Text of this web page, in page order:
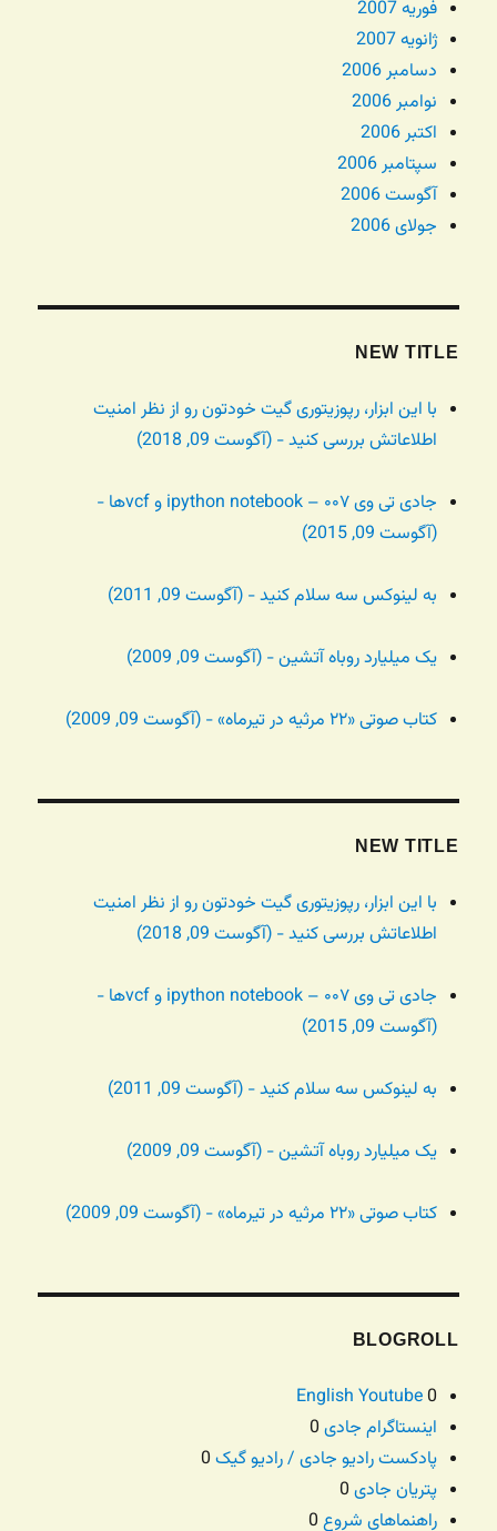
فوریه 2007
ژانویه 2007
دسامبر 2006
نوامبر 2006
اکتبر 2006
سپتامبر 2006
آگوست 2006
جولای 2006
NEW TITLE
با این ابزار، رپوزیتوری گیت خودتون رو از نظر امنیت
اطلاعاتش بررسی کنید - (آگوست 09, 2018)
جادی تی وی ۰۰۷ – ipython notebook و vcfها -
(آگوست 09, 2015)
به لینوکس سه سلام کنید - (آگوست 09, 2011)
یک میلیارد روباه آتشین - (آگوست 09, 2009)
کتاب صوتی «۲۲ مرثیه در تیرماه» - (آگوست 09, 2009)
NEW TITLE
با این ابزار، رپوزیتوری گیت خودتون رو از نظر امنیت
اطلاعاتش بررسی کنید - (آگوست 09, 2018)
جادی تی وی ۰۰۷ – ipython notebook و vcfها -
(آگوست 09, 2015)
به لینوکس سه سلام کنید - (آگوست 09, 2011)
یک میلیارد روباه آتشین - (آگوست 09, 2009)
کتاب صوتی «۲۲ مرثیه در تیرماه» - (آگوست 09, 2009)
BLOGROLL
English Youtube0
اینستاگرام جادی
پادکست رادیو جادی / رادیو گیک
پتریان جادی
راهنماهای شروع